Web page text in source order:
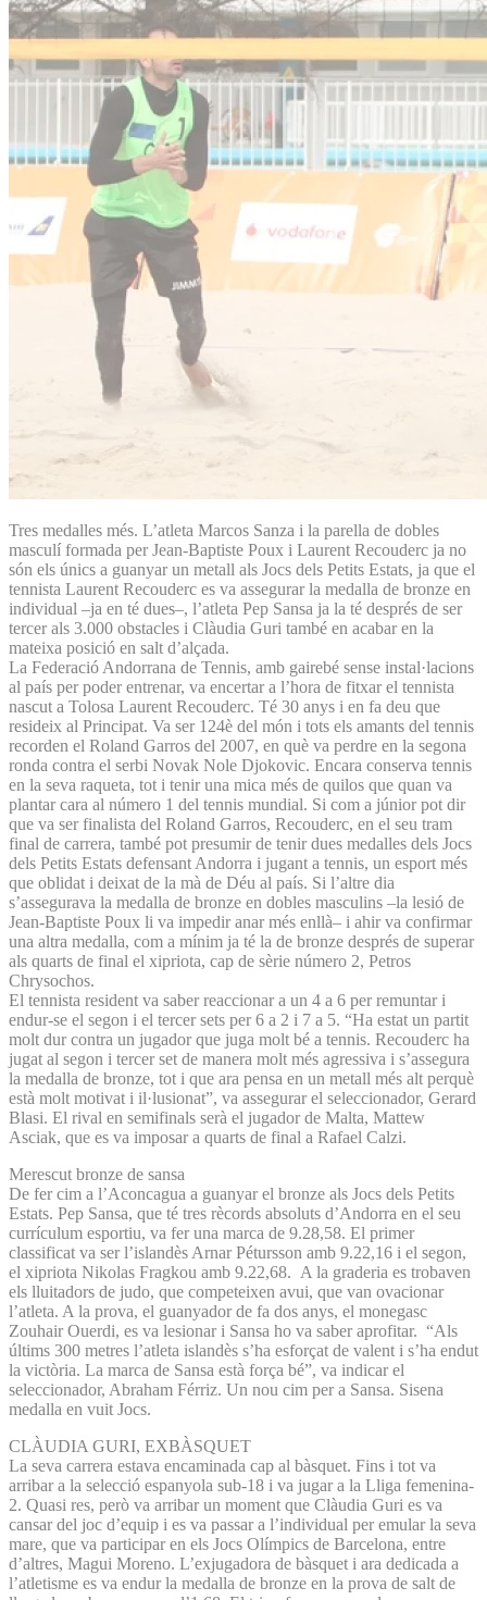
Tres medalles més. L’atleta Marcos Sanza i la parella de dobles
masculí formada per Jean-Baptiste Poux i Laurent Recouderc ja no
són els únics a guanyar un metall als Jocs dels Petits Estats, ja que el
tennista Laurent Recouderc es va assegurar la medalla de bronze en
individual –ja en té dues–, l’atleta Pep Sansa ja la té després de ser
tercer als 3.000 obstacles i Clàudia Guri també en acabar en la
mateixa posició en salt d’alçada.
La Federació Andorrana de Tennis, amb gairebé sense instal·lacions
al país per poder entrenar, va encertar a l’hora de fitxar el tennista
nascut a Tolosa Laurent Recouderc. Té 30 anys i en fa deu que
resideix al Principat. Va ser 124è del món i tots els amants del tennis
recorden el Roland Garros del 2007, en què va perdre en la segona
ronda contra el serbi Novak Nole Djokovic. Encara conserva tennis
en la seva raqueta, tot i tenir una mica més de quilos que quan va
plantar cara al número 1 del tennis mundial. Si com a júnior pot dir
que va ser finalista del Roland Garros, Recouderc, en el seu tram
final de carrera, també pot presumir de tenir dues medalles dels Jocs
dels Petits Estats defensant Andorra i jugant a tennis, un esport més
que oblidat i deixat de la mà de Déu al país. Si l’altre dia
s’assegurava la medalla de bronze en dobles masculins –la lesió de
Jean-Baptiste Poux li va impedir anar més enllà– i ahir va confirmar
una altra medalla, com a mínim ja té la de bronze després de superar
als quarts de final el xipriota, cap de sèrie número 2, Petros
Chrysochos.
El tennista resident va saber reaccionar a un 4 a 6 per remuntar i
endur-se el segon i el tercer sets per 6 a 2 i 7 a 5. “Ha estat un partit
molt dur contra un jugador que juga molt bé a tennis. Recouderc ha
jugat al segon i tercer set de manera molt més agressiva i s’assegura
la medalla de bronze, tot i que ara pensa en un metall més alt perquè
està molt motivat i il·lusionat”, va assegurar el seleccionador, Gerard
Blasi. El rival en semifinals serà el jugador de Malta, Mattew
Asciak, que es va imposar a quarts de final a Rafael Calzi.
Merescut bronze de sansa
De fer cim a l’Aconcagua a guanyar el bronze als Jocs dels Petits
Estats. Pep Sansa, que té tres rècords absoluts d’Andorra en el seu
currículum esportiu, va fer una marca de 9.28,58. El primer
classificat va ser l’islandès Arnar Pétursson amb 9.22,16 i el segon,
el xipriota Nikolas Fragkou amb 9.22,68. A la graderia es trobaven
els lluitadors de judo, que competeixen avui, que van ovacionar
l’atleta. A la prova, el guanyador de fa dos anys, el monegasc
Zouhair Ouerdi, es va lesionar i Sansa ho va saber aprofitar. “Als
últims 300 metres l’atleta islandès s’ha esforçat de valent i s’ha endut
la victòria. La marca de Sansa està força bé”, va indicar el
seleccionador, Abraham Férriz. Un nou cim per a Sansa. Sisena
medalla en vuit Jocs.
CLÀUDIA GURI, EXBÀSQUET
La seva carrera estava encaminada cap al bàsquet. Fins i tot va
arribar a la selecció espanyola sub-18 i va jugar a la Lliga femenina-
2. Quasi res, però va arribar un moment que Clàudia Guri es va
cansar del joc d’equip i es va passar a l’individual per emular la seva
mare, que va participar en els Jocs Olímpics de Barcelona, entre
d’altres, Magui Moreno. L’exjugadora de bàsquet i ara dedicada a
l’atletisme es va endur la medalla de bronze en la prova de salt de